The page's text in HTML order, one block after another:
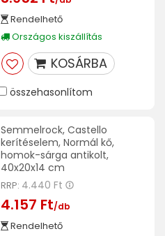
Rendelhető
Országos kiszállítás
KOSÁRBA
összehasonlítom
Semmelrock, Castello
kerítéselem, Normál kő,
homok-sárga antikolt,
40x20x14 cm
RRP: 4.440 Ft
4.157 Ft/db
Rendelhető